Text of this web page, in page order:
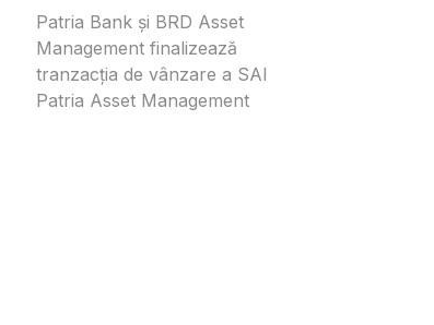
Patria Bank și BRD Asset
Management finalizează
tranzacția de vânzare a SAI
Patria Asset Management